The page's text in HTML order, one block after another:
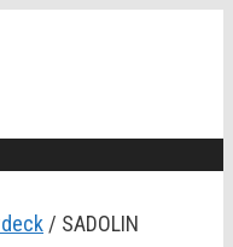
/ SADOLIN